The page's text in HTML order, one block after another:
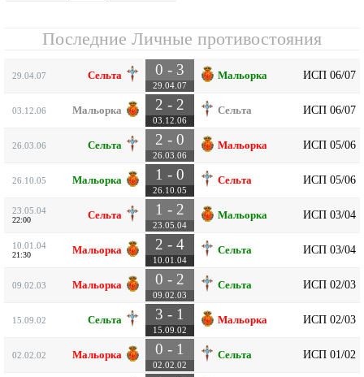
Последние Личные противостояния
29.04.07 Сельта 0 - 3
29.04.07
Мальорка ИСП 06/07
03.12.06 Мальорка 2 - 2
03.12.06
Сельта ИСП 06/07
26.03.06 Сельта 2 - 0
26.03.06
Мальорка ИСП 05/06
26.10.05 Мальорка 1 - 0
26.10.05
Сельта ИСП 05/06
23.05.04
22:00 Сельта 1 - 2
23.05.04
Мальорка ИСП 03/04
10.01.04
21:30 Мальорка 2 - 4
10.01.04
Сельта ИСП 03/04
09.02.03 Мальорка 0 - 2
09.02.03
Сельта ИСП 02/03
15.09.02 Сельта 3 - 1
15.09.02
Мальорка ИСП 02/03
02.02.02 Мальорка 0 - 1
02.02.02
Сельта ИСП 01/02